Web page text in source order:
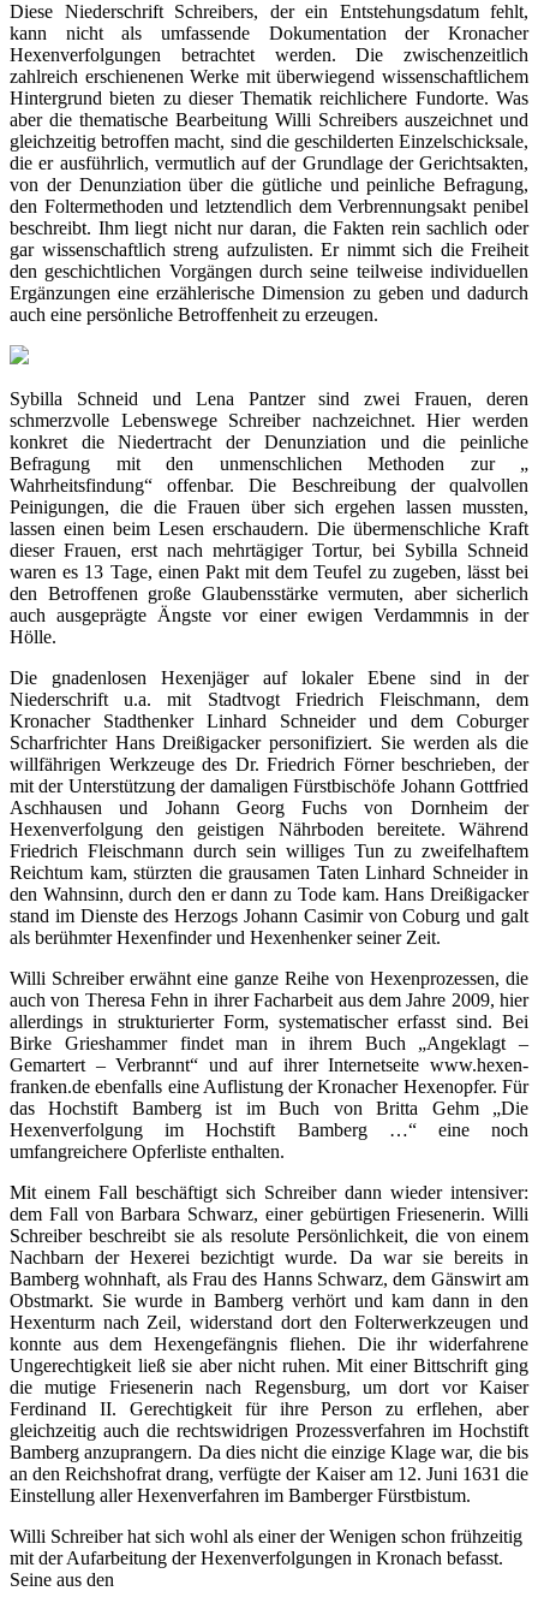
Diese Niederschrift Schreibers, der ein Entstehungsdatum fehlt,
kann nicht als umfassende Dokumentation der Kronacher
Hexenverfolgungen betrachtet werden. Die zwischenzeitlich
zahlreich erschienenen Werke mit überwiegend wissenschaftlichem
Hintergrund bieten zu dieser Thematik reichlichere Fundorte. Was
aber die thematische Bearbeitung Willi Schreibers auszeichnet und
gleichzeitig betroffen macht, sind die geschilderten Einzelschicksale,
die er ausführlich, vermutlich auf der Grundlage der Gerichtsakten,
von der Denunziation über die gütliche und peinliche Befragung,
den Foltermethoden und letztendlich dem Verbrennungsakt penibel
beschreibt. Ihm liegt nicht nur daran, die Fakten rein sachlich oder
gar wissenschaftlich streng aufzulisten. Er nimmt sich die Freiheit
den geschichtlichen Vorgängen durch seine teilweise individuellen
Ergänzungen eine erzählerische Dimension zu geben und dadurch
auch eine persönliche Betroffenheit zu erzeugen.
Sybilla Schneid und Lena Pantzer sind zwei Frauen, deren
schmerzvolle Lebenswege Schreiber nachzeichnet. Hier werden
konkret die Niedertracht der Denunziation und die peinliche
Befragung mit den unmenschlichen Methoden zur „
Wahrheitsfindung“ offenbar. Die Beschreibung der qualvollen
Peinigungen, die die Frauen über sich ergehen lassen mussten,
lassen einen beim Lesen erschaudern. Die übermenschliche Kraft
dieser Frauen, erst nach mehrtägiger Tortur, bei Sybilla Schneid
waren es 13 Tage, einen Pakt mit dem Teufel zu zugeben, lässt bei
den Betroffenen große Glaubensstärke vermuten, aber sicherlich
auch ausgeprägte Ängste vor einer ewigen Verdammnis in der
Hölle.
Die gnadenlosen Hexenjäger auf lokaler Ebene sind in der
Niederschrift u.a. mit Stadtvogt Friedrich Fleischmann, dem
Kronacher Stadthenker Linhard Schneider und dem Coburger
Scharfrichter Hans Dreißigacker personifiziert. Sie werden als die
willfährigen Werkzeuge des Dr. Friedrich Förner beschrieben, der
mit der Unterstützung der damaligen Fürstbischöfe Johann Gottfried
Aschhausen und Johann Georg Fuchs von Dornheim der
Hexenverfolgung den geistigen Nährboden bereitete. Während
Friedrich Fleischmann durch sein williges Tun zu zweifelhaftem
Reichtum kam, stürzten die grausamen Taten Linhard Schneider in
den Wahnsinn, durch den er dann zu Tode kam. Hans Dreißigacker
stand im Dienste des Herzogs Johann Casimir von Coburg und galt
als berühmter Hexenfinder und Hexenhenker seiner Zeit.
Willi Schreiber erwähnt eine ganze Reihe von Hexenprozessen, die
auch von Theresa Fehn in ihrer Facharbeit aus dem Jahre 2009, hier
allerdings in strukturierter Form, systematischer erfasst sind. Bei
Birke Grieshammer findet man in ihrem Buch „Angeklagt –
Gemartert – Verbrannt“ und auf ihrer Internetseite www.hexen-
franken.de ebenfalls eine Auflistung der Kronacher Hexenopfer. Für
das Hochstift Bamberg ist im Buch von Britta Gehm „Die
Hexenverfolgung im Hochstift Bamberg …“ eine noch
umfangreichere Opferliste enthalten.
Mit einem Fall beschäftigt sich Schreiber dann wieder intensiver:
dem Fall von Barbara Schwarz, einer gebürtigen Friesenerin. Willi
Schreiber beschreibt sie als resolute Persönlichkeit, die von einem
Nachbarn der Hexerei bezichtigt wurde. Da war sie bereits in
Bamberg wohnhaft, als Frau des Hanns Schwarz, dem Gänswirt am
Obstmarkt. Sie wurde in Bamberg verhört und kam dann in den
Hexenturm nach Zeil, widerstand dort den Folterwerkzeugen und
konnte aus dem Hexengefängnis fliehen. Die ihr widerfahrene
Ungerechtigkeit ließ sie aber nicht ruhen. Mit einer Bittschrift ging
die mutige Friesenerin nach Regensburg, um dort vor Kaiser
Ferdinand II. Gerechtigkeit für ihre Person zu erflehen, aber
gleichzeitig auch die rechtswidrigen Prozessverfahren im Hochstift
Bamberg anzuprangern. Da dies nicht die einzige Klage war, die bis
an den Reichshofrat drang, verfügte der Kaiser am 12. Juni 1631 die
Einstellung aller Hexenverfahren im Bamberger Fürstbistum.
Willi Schreiber hat sich wohl als einer der Wenigen schon frühzeitig
mit der Aufarbeitung der Hexenverfolgungen in Kronach befasst.
Seine aus den